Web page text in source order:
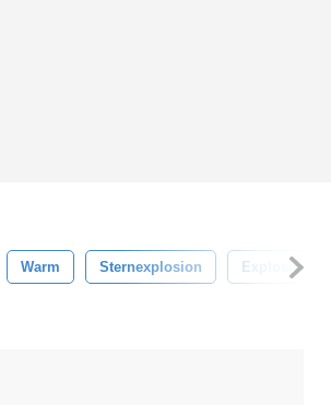
Warm Sternexplosion Explosiv